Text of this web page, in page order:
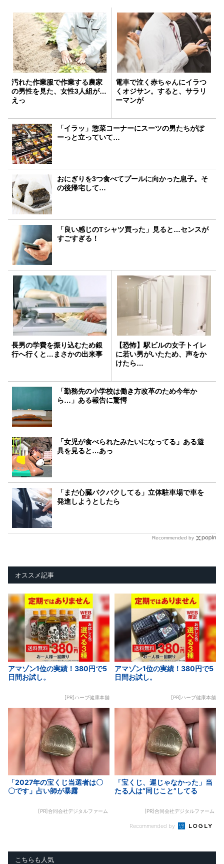
汚れた作業服で作業する農家
の男性を見た、女性3人組が…
えっ
電車で泣く赤ちゃんにイラつ
くオジサン。すると、サラリ
ーマンが
「イラッ」惣菜コーナーにスーツの男たちがぼ
ーっと立っていて…
おにぎりを3つ食べてプールに向かった息子。そ
の後帰宅して…
「良い感じのTシャツ買った」見ると…センスが
すごすぎる！
長男の学費を振り込むため銀
行へ行くと…まさかの出来事
【恐怖】駅ビルの女子トイレ
に若い男がいたため、声をか
けたら…
「勤務先の小学校は働き方改革のため今年か
ら…」ある報告に驚愕
「女児が食べられたみたいになってる」ある遊
具を見ると…あっ
「まだ心臓バクバクしてる」立体駐車場で車を
発進しようとしたら
Recommended by
オススメ記事
アマゾン1位の実績！380円で5
日間お試し。
[PR]ハーブ健康本舗
アマゾン1位の実績！380円で5
日間お試し。
[PR]ハーブ健康本舗
「2027年の宝くじ当選者は〇
〇です」占い師が暴露
[PR]合同会社デジタルファーム
「宝くじ、運じゃなかった」当
たる人は“同じこと”してる
[PR]合同会社デジタルファーム
Recommended by
こちらも人気